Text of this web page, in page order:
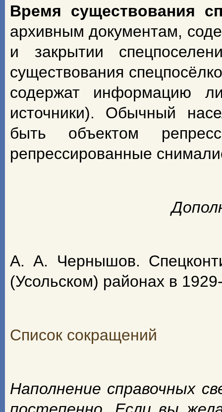
Время существования
архивным документам,
и закрытии
существования
содержат информацию
источники). Обычный
быть объектом
репрессированные
А. А. Чернышов.
(Усольском) районах в
Список сокращений
Наполнение справочных